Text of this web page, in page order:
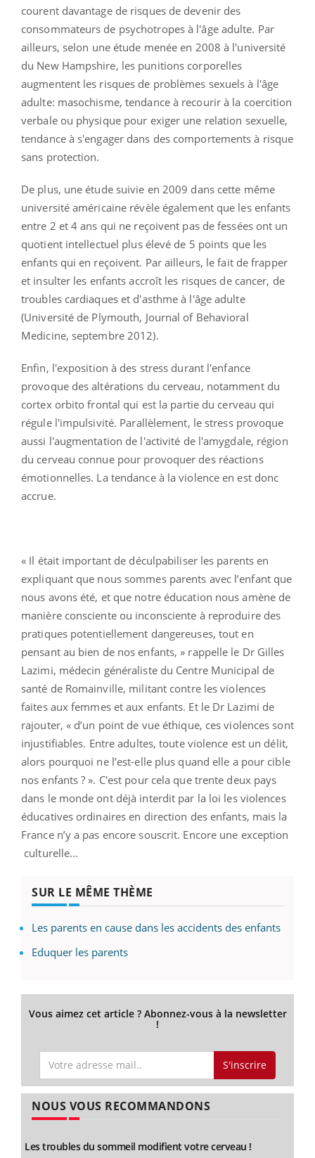
courent davantage de risques de devenir des
consommateurs de psychotropes à l'âge adulte. Par
ailleurs, selon une étude menée en 2008 à l'université
du New Hampshire, les punitions corporelles
augmentent les risques de problèmes sexuels à l'âge
adulte: masochisme, tendance à recourir à la coercition
verbale ou physique pour exiger une relation sexuelle,
tendance à s'engager dans des comportements à risque
sans protection.
De plus, une étude suivie en 2009 dans cette même
université américaine révèle également que les enfants
entre 2 et 4 ans qui ne reçoivent pas de fessées ont un
quotient intellectuel plus élevé de 5 points que les
enfants qui en reçoivent. Par ailleurs, le fait de frapper
et insulter les enfants accroît les risques de cancer, de
troubles cardiaques et d'asthme à l'âge adulte
(Université de Plymouth, Journal of Behavioral
Medicine, septembre 2012).
Enfin, l'exposition à des stress durant l'enfance
provoque des altérations du cerveau, notamment du
cortex orbito frontal qui est la partie du cerveau qui
régule l'impulsivité. Parallèlement, le stress provoque
aussi l'augmentation de l'activité de l'amygdale, région
du cerveau connue pour provoquer des réactions
émotionnelles. La tendance à la violence en est donc
accrue.
« Il était important de déculpabiliser les parents en
expliquant que nous sommes parents avec l’enfant que
nous avons été, et que notre éducation nous amène de
manière consciente ou inconsciente à reproduire des
pratiques potentiellement dangereuses, tout en
pensant au bien de nos enfants, » rappelle le Dr Gilles
Lazimi, médecin généraliste du Centre Municipal de
santé de Romainville, militant contre les violences
faites aux femmes et aux enfants. Et le Dr Lazimi de
rajouter, « d’un point de vue éthique, ces violences sont
injustifiables. Entre adultes, toute violence est un délit,
alors pourquoi ne l’est-elle plus quand elle a pour cible
nos enfants ? ». C'est pour cela que trente deux pays
dans le monde ont déjà interdit par la loi les violences
éducatives ordinaires en direction des enfants, mais la
France n’y a pas encore souscrit. Encore une exception
culturelle...
SUR LE MÊME THÈME
Les parents en cause dans les accidents des enfants
Eduquer les parents
Vous aimez cet article ? Abonnez-vous à la newsletter
!
S'inscrire
NOUS VOUS RECOMMANDONS
Les troubles du sommeil modifient votre cerveau !